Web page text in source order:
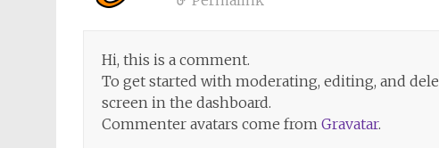
Hi, this is a comment.
To get started with moderating, editing, and
screen in the dashboard.
Commenter avatars come from Gravatar.